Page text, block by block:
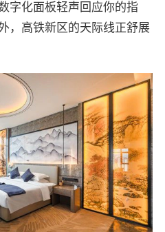
字化面板轻声回应你的指
高铁新区的天际线正舒展